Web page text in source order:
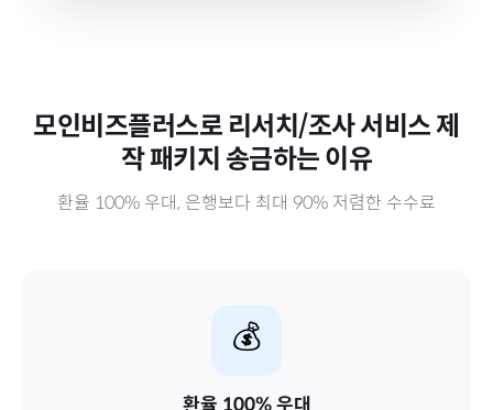
모인비즈플러스로 리서치/조사 서비스 제
작 패키지 송금하는 이유
환율 100% 우대, 은행보다 최대 90% 저렴한 수수료
💰
환율 100% 우대